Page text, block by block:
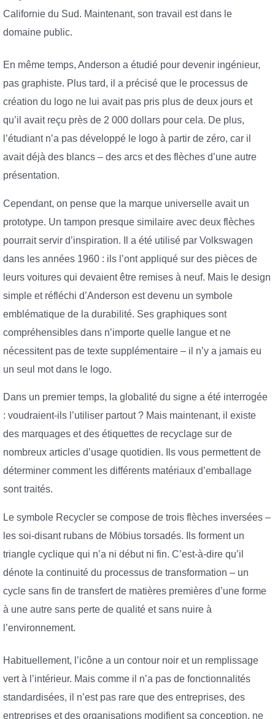
Californie du Sud. Maintenant, son travail est dans le
domaine public.
En même temps, Anderson a étudié pour devenir ingénieur,
pas graphiste. Plus tard, il a précisé que le processus de
création du logo ne lui avait pas pris plus de deux jours et
qu’il avait reçu près de 2 000 dollars pour cela. De plus,
l’étudiant n’a pas développé le logo à partir de zéro, car il
avait déjà des blancs – des arcs et des flèches d’une autre
présentation.
Cependant, on pense que la marque universelle avait un
prototype. Un tampon presque similaire avec deux flèches
pourrait servir d’inspiration. Il a été utilisé par Volkswagen
dans les années 1960 : ils l’ont appliqué sur des pièces de
leurs voitures qui devaient être remises à neuf. Mais le design
simple et réfléchi d’Anderson est devenu un symbole
emblématique de la durabilité. Ses graphiques sont
compréhensibles dans n’importe quelle langue et ne
nécessitent pas de texte supplémentaire – il n’y a jamais eu
un seul mot dans le logo.
Dans un premier temps, la globalité du signe a été interrogée
: voudraient-ils l’utiliser partout ? Mais maintenant, il existe
des marquages ​​​​et des étiquettes de recyclage sur de
nombreux articles d’usage quotidien. Ils vous permettent de
déterminer comment les différents matériaux d’emballage
sont traités.
Le symbole Recycler se compose de trois flèches inversées –
les soi-disant rubans de Möbius torsadés. Ils forment un
triangle cyclique qui n’a ni début ni fin. C’est-à-dire qu’il
dénote la continuité du processus de transformation – un
cycle sans fin de transfert de matières premières d’une forme
à une autre sans perte de qualité et sans nuire à
l’environnement.
Habituellement, l’icône a un contour noir et un remplissage
vert à l’intérieur. Mais comme il n’a pas de fonctionnalités
standardisées, il n’est pas rare que des entreprises, des
entreprises et des organisations modifient sa conception, ne